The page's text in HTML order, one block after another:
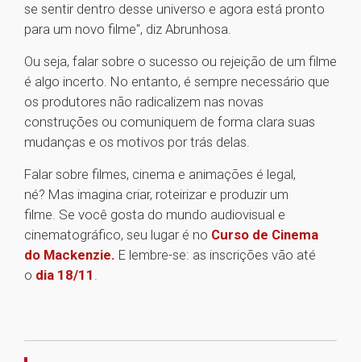
se sentir dentro desse universo e agora está pronto
para um novo filme", diz Abrunhosa.
Ou seja, falar sobre o sucesso ou rejeição de um filme
é algo incerto. No entanto, é sempre necessário que
os produtores não radicalizem nas novas
construções ou comuniquem de forma clara suas
mudanças e os motivos por trás delas.
Falar sobre filmes, cinema e animações é legal,
né? Mas imagina criar, roteirizar e produzir um
filme. Se você gosta do mundo audiovisual e
cinematográfico, seu lugar é no Curso de Cinema
do Mackenzie. E lembre-se: as inscrições vão até
o dia 18/11 .